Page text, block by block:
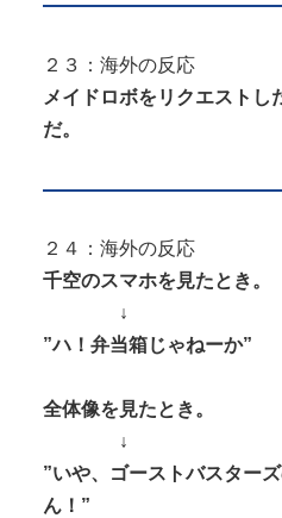
２３：海外の反応
メイドロボをリクエストし
だ。
２４：海外の反応
千空のスマホを見たとき。
↓
”ハ！弁当箱じゃねーか”
全体像を見たとき。
↓
”いや、ゴーストバスター
ん！”